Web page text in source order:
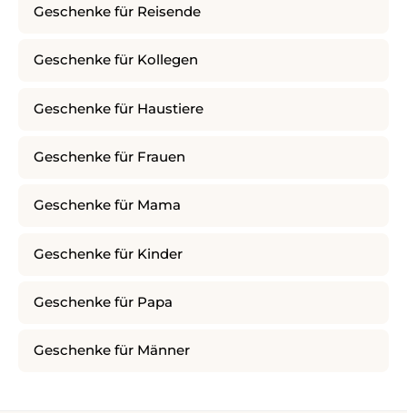
Geschenke für Reisende
Geschenke für Kollegen
Geschenke für Haustiere
Geschenke für Frauen
Geschenke für Mama
Geschenke für Kinder
Geschenke für Papa
Geschenke für Männer